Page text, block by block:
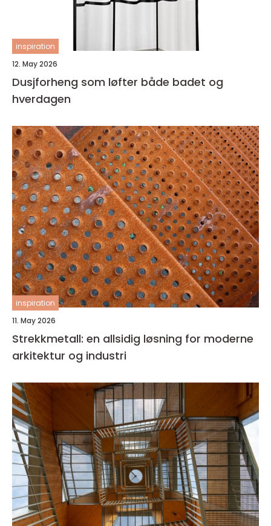
inspiration
12. May 2026
Dusjforheng som løfter både badet og
hverdagen
inspiration
11. May 2026
Strekkmetall: en allsidig løsning for moderne
arkitektur og industri